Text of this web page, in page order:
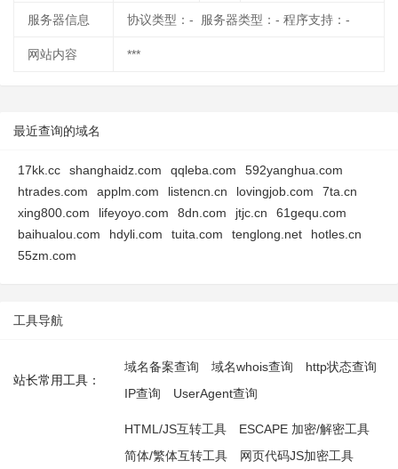
服务器信息 协议类型：- 服务器类型：- 程序支持：-
网站内容 ***
最近查询的域名
17kk.cc shanghaidz.com qqleba.com
592yanghua.com
htrades.com
applm.com listencn.cn lovingjob.com
7ta.cn
xing800.com
lifeyoyo.com 8dn.com jtjc.cn
61gequ.com
baihualou.com
hdyli.com tuita.com tenglong.net
hotles.cn
55zm.com
工具导航
站长常用工具：
域名备案查询 域名whois查询
http状态查询
IP查询
UserAgent查询
HTML/JS互转工具
ESCAPE 加密/解密工具
简体/繁体互转工具
网页代码JS加密工具